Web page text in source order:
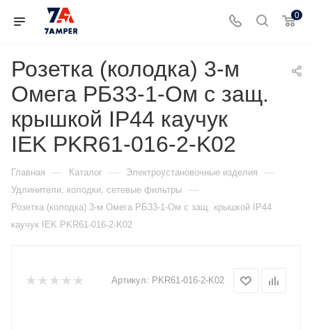
0
Розетка (колодка) 3-м
Омега РБ33-1-Ом с защ.
крышкой IP44 каучук
IEK PKR61-016-2-K02
Главная — Каталог — Электроустановочные изделия —
Удлинители, колодки, сетевые фильтры —
Розетка (колодка) 3-м Омега РБ33-1-Ом с защ. крышкой IP44
каучук IEK PKR61-016-2-K02
Артикул: PKR61-016-2-K02